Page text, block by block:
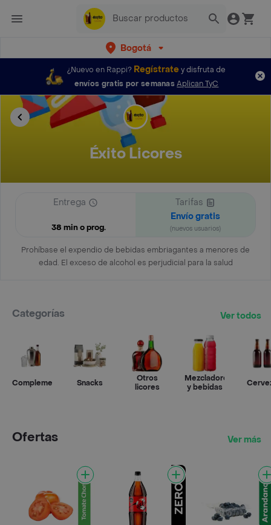
Bogotá
¿Nuevo en Rappi? Regístratey disfruta de
envíos gratis por semanas Aplican TyC
Éxito Licores
Entrega
38 min o prog.
Tarifas
Envío gratis
(nuevos usuarios)
Prohíbase el expendio de bebidas embriagantes a menores de
edad. El exceso de alcohol es perjudicial para la salud
Categorías Ver todos
Complementos Snacks
Otros
licores
Mezcladores
y bebidas
Ofertas Ver más